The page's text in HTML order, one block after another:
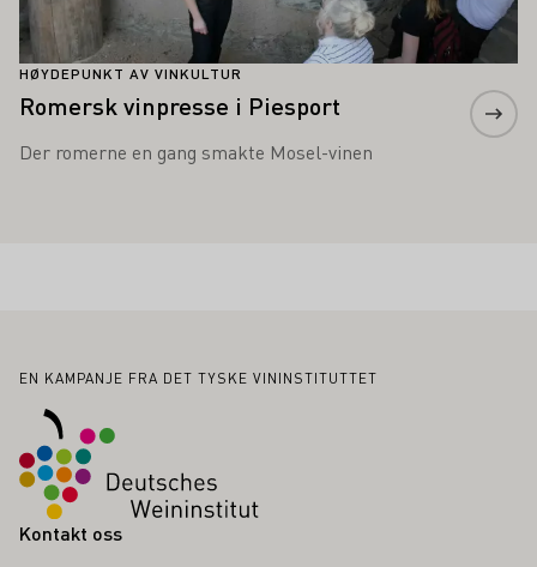
HØYDEPUNKT AV VINKULTUR
Romersk vinpresse i Piesport
Der romerne en gang smakte Mosel-vinen
Bunntekst
EN KAMPANJE FRA DET TYSKE VININSTITUTTET
Kontakt oss